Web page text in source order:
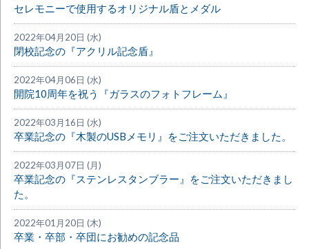
セレモニーで使用するオリジナル盾とメダル
2022年04月20日 (水)
閉校記念の『アクリル記念盾』
2022年04月06日 (水)
開院10周年を祝う『ガラスのフォトフレーム』
2022年03月16日 (水)
卒業記念の『木製のUSBメモリ』をご注文いただきました。
2022年03月07日 (月)
卒業記念の『ステンレスタンブラー』をご注文いただきまし
た。
2022年01月20日 (木)
卒業・卒部・卒団にお勧めの記念品